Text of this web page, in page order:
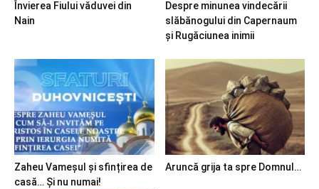
Învierea Fiului văduvei din
Nain
Despre minunea vindecării
slăbănogului din Capernaum
și Rugăciunea inimii
Zaheu Vameșul și sfințirea de
casă… Și nu numai!
Aruncă grija ta spre Domnul…